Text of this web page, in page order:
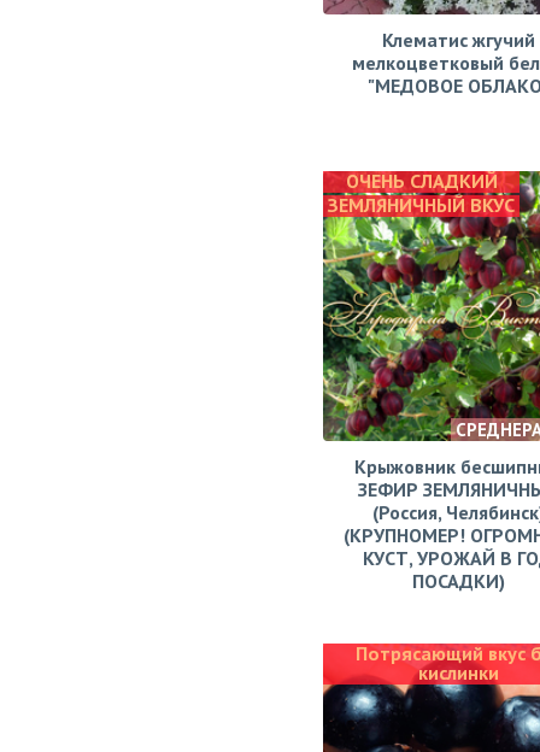
Клематис жгучий
мелкоцветковый
"МЕДОВОЕ
ОЧЕНЬ СЛАДКИЙ
ЗЕМЛЯНИЧНЫЙ ВКУС
Крыжовник
ЗЕФИР
(Россия,
(КРУПНОМЕР!
КУСТ, УРОЖАЙ В
ПОСАДКИ)
Потрясающий вкус
кислинки